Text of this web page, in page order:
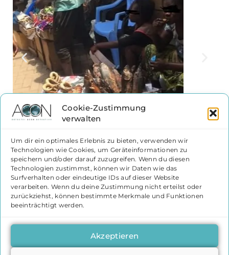
Cookie-Zustimmung
verwalten
Um dir ein optimales Erlebnis zu bieten, verwenden wir
Technologien wie Cookies, um Geräteinformationen zu
speichern und/oder darauf zuzugreifen. Wenn du diesen
Technologien zustimmst, können wir Daten wie das
Surfverhalten oder eindeutige IDs auf dieser Website
verarbeiten. Wenn du deine Zustimmung nicht erteilst oder
zurückziehst, können bestimmte Merkmale und Funktionen
beeinträchtigt werden.
Akzeptieren